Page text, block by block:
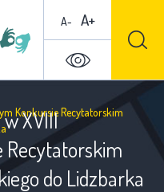
A- A+
Konkursie Recytatorskim
XVIII
Recytatorskim
do Lidzbarka